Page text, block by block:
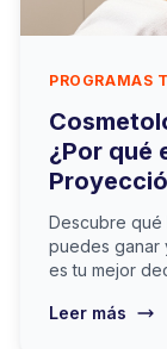
PROGRAMAS
¿Por qué
Descubre qué
puedes ganar
es tu mejor
Leer más